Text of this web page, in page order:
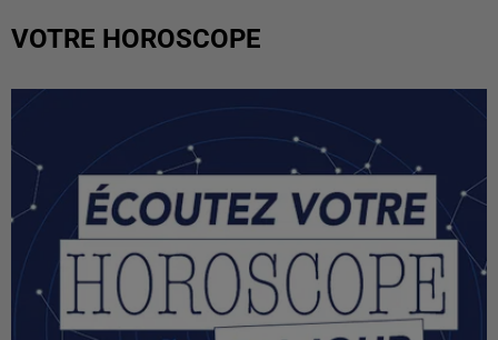
VOTRE HOROSCOPE